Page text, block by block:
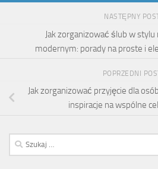
NASTĘPNY
Jak zorganizować ślub w
modernym: porady na proste i
POPRZEDNI
Jak zorganizować przyjęcie dla
inspiracje na wspólne
Szukaj: